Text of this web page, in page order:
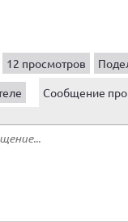
12 просмотров
Сообщение